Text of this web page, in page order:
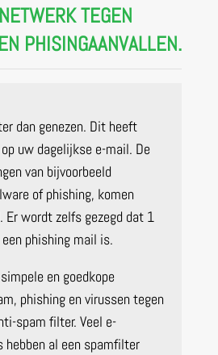
TEGEN
PHISINGAANVALLEN.
dan genezen. Dit heeft
uw dagelijkse e-mail. De
van bijvoorbeeld
of phishing, komen
Er wordt zelfs gezegd dat 1
phishing mail is.
en goedkope
phishing en virussen tegen
spam filter. Veel e-
hebben al een spamfilter